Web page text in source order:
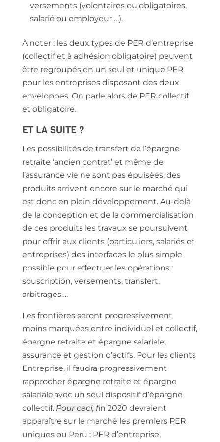
versements (volontaires ou obligatoires,
salarié ou employeur …).
À noter : les deux types de PER d’entreprise
(collectif et à adhésion obligatoire) peuvent
être regroupés en un seul et unique PER
pour les entreprises disposant des deux
enveloppes. On parle alors de PER collectif
et obligatoire.
ET LA SUITE ?
Les possibilités de transfert de l’épargne
retraite ‘ancien contrat’ et même de
l’assurance vie ne sont pas épuisées, des
produits arrivent encore sur le marché qui
est donc en plein développement. Au-delà
de la conception et de la commercialisation
de ces produits les travaux se poursuivent
pour offrir aux clients (particuliers, salariés et
entreprises) des interfaces le plus simple
possible pour effectuer les opérations :
souscription, versements, transfert,
arbitrages….
Les frontières seront progressivement
moins marquées entre individuel et collectif,
épargne retraite et épargne salariale,
assurance et gestion d’actifs. Pour les clients
Entreprise, il faudra progressivement
rapprocher épargne retraite et épargne
salariale avec un seul dispositif d’épargne
collectif. Pour ceci, fin 2020 devraient
apparaître sur le marché les premiers PER
uniques ou Peru : PER d’entreprise,